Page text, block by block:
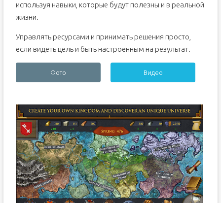
используя навыки, которые будут полезны и в реальной
жизни.
Управлять ресурсами и принимать решения просто,
если видеть цель и быть настроенным на результат.
Фото Видео